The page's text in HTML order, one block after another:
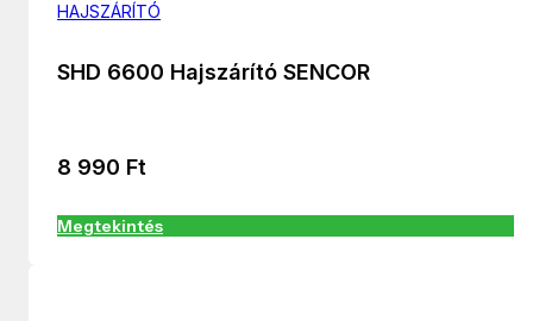
HAJSZÁRÍTÓ
SHD 6600 Hajszárító SENCOR
8 990 Ft
Megtekintés